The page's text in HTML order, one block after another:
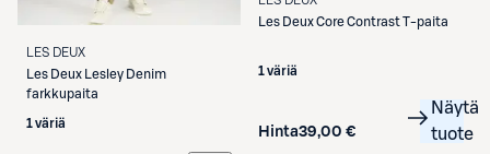
LES DEUX
Les Deux Lesley Denim
farkkupaita
1 väriä
Les DeuxCore Contrast T-paita
1 väriä
Hinta39,00 €
Näytä
tuote